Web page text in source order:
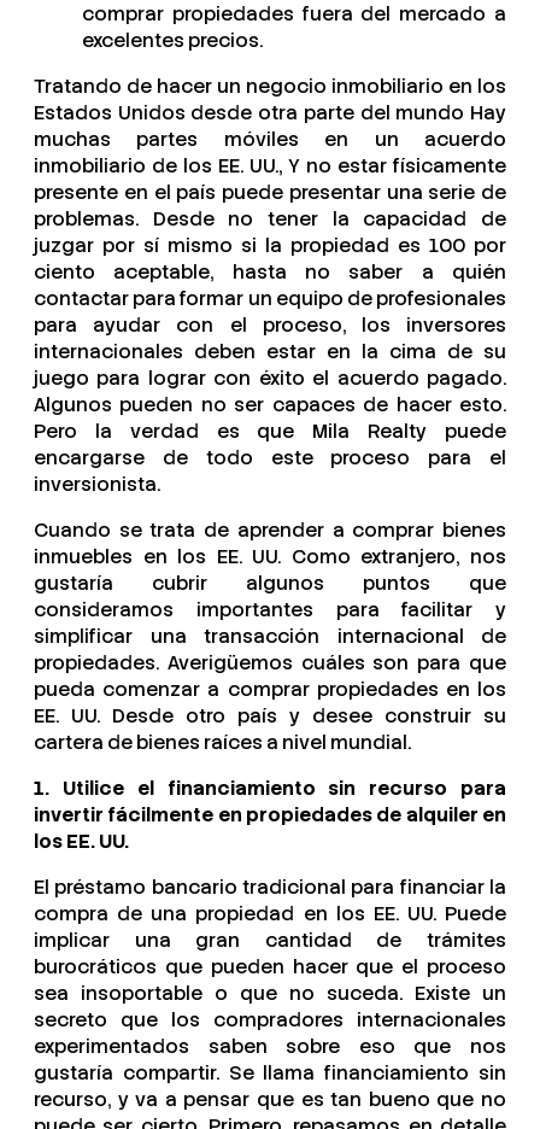
comprar propiedades fuera del mercado a
excelentes precios.
Tratando de hacer un negocio inmobiliario en los
Estados Unidos desde otra parte del mundo Hay
muchas partes móviles en un acuerdo
inmobiliario de los EE. UU., Y no estar físicamente
presente en el país puede presentar una serie de
problemas. Desde no tener la capacidad de
juzgar por sí mismo si la propiedad es 100 por
ciento aceptable, hasta no saber a quién
contactar para formar un equipo de profesionales
para ayudar con el proceso, los inversores
internacionales deben estar en la cima de su
juego para lograr con éxito el acuerdo pagado.
Algunos pueden no ser capaces de hacer esto.
Pero la verdad es que Mila Realty puede
encargarse de todo este proceso para el
inversionista.
Cuando se trata de aprender a comprar bienes
inmuebles en los EE. UU. Como extranjero, nos
gustaría cubrir algunos puntos que
consideramos importantes para facilitar y
simplificar una transacción internacional de
propiedades. Averigüemos cuáles son para que
pueda comenzar a comprar propiedades en los
EE. UU. Desde otro país y desee construir su
cartera de bienes raíces a nivel mundial.
1. Utilice el financiamiento sin recurso para
invertir fácilmente en propiedades de alquiler en
los EE. UU.
El préstamo bancario tradicional para financiar la
compra de una propiedad en los EE. UU. Puede
implicar una gran cantidad de trámites
burocráticos que pueden hacer que el proceso
sea insoportable o que no suceda. Existe un
secreto que los compradores internacionales
experimentados saben sobre eso que nos
gustaría compartir. Se llama financiamiento sin
recurso, y va a pensar que es tan bueno que no